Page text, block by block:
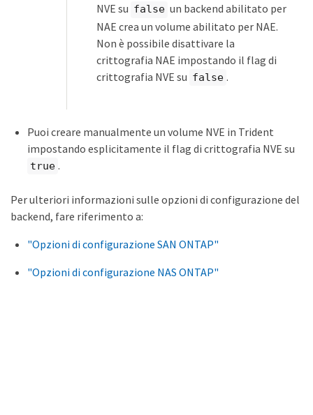
NVE su false un backend abilitato per
NAE crea un volume abilitato per NAE.
Non è possibile disattivare la
crittografia NAE impostando il flag di
crittografia NVE su false .
Puoi creare manualmente un volume NVE in Trident
impostando esplicitamente il flag di crittografia NVE su
true .
Per ulteriori informazioni sulle opzioni di configurazione del
backend, fare riferimento a:
"Opzioni di configurazione SAN ONTAP"
"Opzioni di configurazione NAS ONTAP"